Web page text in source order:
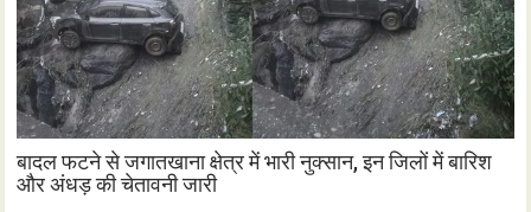
बादल फटने से जगातखाना क्षेत्र में भारी नुक्सान, इन जिलों में बारिश
और अंधड़ की चेतावनी जारी